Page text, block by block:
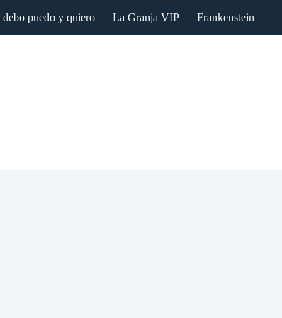
puedo y quiero La Granja VIP Frankenstein